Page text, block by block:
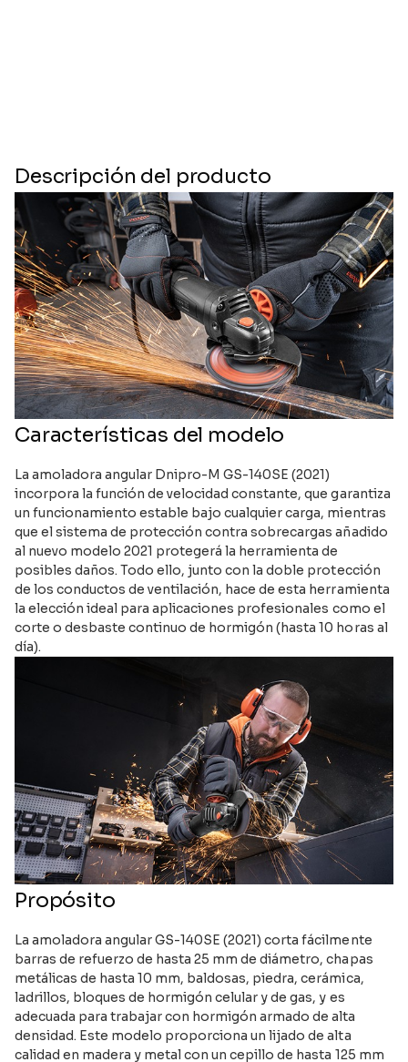
Descripción del producto
Características del modelo
La amoladora angular Dnipro-M GS-140SE (2021)
incorpora la función de velocidad constante, que garantiza
un funcionamiento estable bajo cualquier carga, mientras
que el sistema de protección contra sobrecargas añadido
al nuevo modelo 2021 protegerá la herramienta de
posibles daños. Todo ello, junto con la doble protección
de los conductos de ventilación, hace de esta herramienta
la elección ideal para aplicaciones profesionales como el
corte o desbaste continuo de hormigón (hasta 10 horas al
día).
Propósito
La amoladora angular GS-140SE (2021) corta fácilmente
barras de refuerzo de hasta 25 mm de diámetro, chapas
metálicas de hasta 10 mm, baldosas, piedra, cerámica,
ladrillos, bloques de hormigón celular y de gas, y es
adecuada para trabajar con hormigón armado de alta
densidad. Este modelo proporciona un lijado de alta
calidad en madera y metal con un cepillo de hasta 125 mm